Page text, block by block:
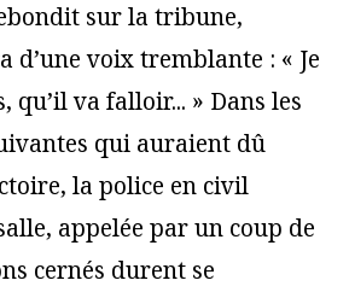
sur la tribune,
d’une voix tremblante : « Je
qu’il va falloir... » Dans les
qui auraient dû
la police en civil
appelée par un coup de
cernés durent se